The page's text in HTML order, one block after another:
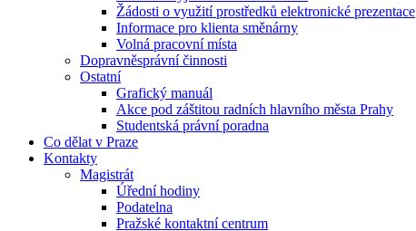
Žádosti o využití prostředků elektronické prezentace
Informace pro klienta směnárny
Volná pracovní místa
Dopravněsprávní činnosti
Ostatní
Grafický manuál
Akce pod záštitou radních hlavního města Prahy
Studentská právní poradna
Co dělat v Praze
Kontakty
Magistrát
Úřední hodiny
Podatelna
Pražské kontaktní centrum